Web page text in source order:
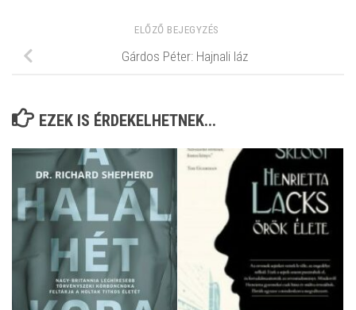
ELŐZŐ BEJEGYZÉS
Gárdos Péter: Hajnali láz
EZEK IS ÉRDEKELHETNEK...